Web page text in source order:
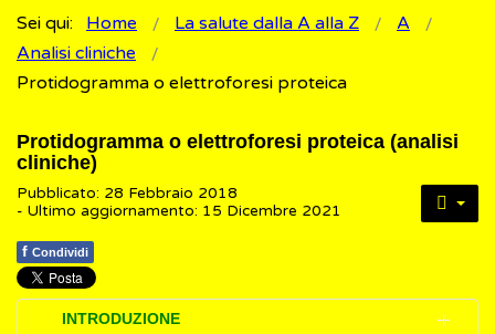
Sei qui: Home La salute dalla A alla Z
A
Analisi cliniche
Protidogramma o elettroforesi proteica
Protidogramma o elettroforesi proteica (analisi
cliniche)
Pubblicato: 28 Febbraio 2018
- Ultimo aggiornamento: 15 Dicembre 2021
f Condividi
INTRODUZIONE